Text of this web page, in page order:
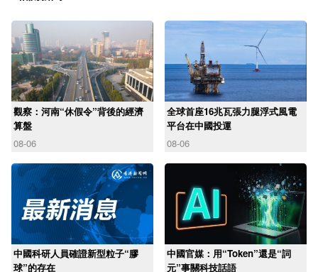
觀察：河南“休假令”背後的經濟
算盤
08-06
全球首座16兆瓦張力腿浮式風電
平台在中國投運
08-06
中國科研人員確證新型粒子“膠
球”的存在
中國官媒：用“Token”還是“詞
元”事關科技話語